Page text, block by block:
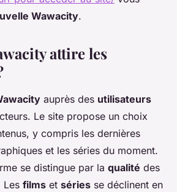
Wawacity.
attire les
auprès des utilisateurs
Le site propose un choix
y compris les dernières
et les séries du moment.
se distingue par la qualité des
Les films et séries se déclinent en